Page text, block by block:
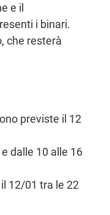
e il
i binari.
che resterà
previste il 12
dalle 10 alle 16
12/01 tra le 22